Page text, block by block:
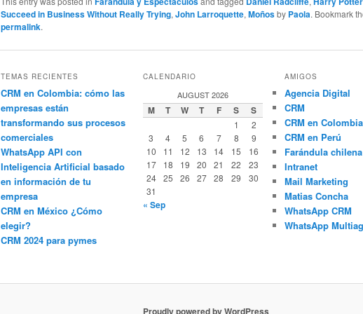
Succeed in Business Without Really Trying,John Larroquette,Moñosby Paola. Bookmark
permalink.
TEMAS RECIENTES
CRM en Colombia: cómo las
empresas están
transformando sus procesos
comerciales
WhatsApp API con
Inteligencia Artificial basado
en información de tu
empresa
CRM en México ¿Cómo
elegir?
CRM 2024 para pymes
CALENDARIO
AUGUST 2026
M T W T F S S
1
2
3
4 5 6 7 8
9
10
11 12 13 14 15
16
17
18 19 20 21 22
23
24
25 26 27 28 29
30
31
« Sep
AMIGOS
Agencia Digital
CRM
CRM en Colombia
CRM en Perú
Farándula chilena
Intranet
Mail Marketing
Matias Concha
WhatsApp CRM
WhatsApp